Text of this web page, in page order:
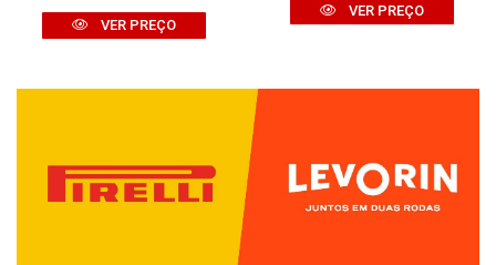
VER PREÇO
VER PREÇO